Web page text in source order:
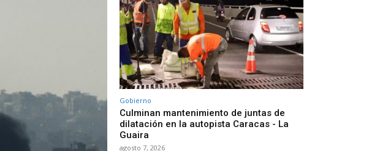
Gobierno
Culminan mantenimiento de juntas de
dilatación en la autopista Caracas - La
Guaira
agosto 7, 2026